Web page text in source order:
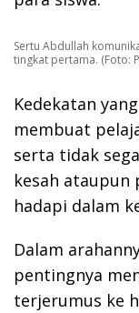
Sertu Abdullah
tingkat pertama. (Foto:
Kedekatan
membuat
serta tidak
kesah ataupun
hadapi dalam
Dalam
pentingnya
terjerumus ke